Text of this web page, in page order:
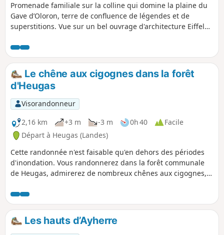
panneaux thématiques.
Promenade familiale sur la colline qui domine la plaine du
Gave d’Oloron, terre de confluence de légendes et de
superstitions. Vue sur un bel ouvrage d'architecture Eiffel
Le chêne aux cigognes dans la forêt
d'Heugas
Visorandonneur
2,16 km
+3 m -3 m 0h 40
Facile
Départ à Heugas (Landes)
Cette randonnée n'est faisable qu'en dehors des périodes
d'inondation. Vous randonnerez dans la forêt communale
de Heugas, admirerez de nombreux chênes aux cigognes,
bras mort du Luy et gagnerez la piste forestière. De là, soit
vous emprunterez le Circuit de la Barthe à foin sentier
départemental des Landes n° 6.5 , soit vous reviendrez à
votre point de départ. Soyez alors prudent car il vous faudra
Les hauts d’Ayherre